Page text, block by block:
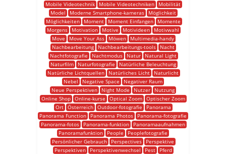
Mobile Videotechnik
Mobile Videotechniken
Mobilität
Model
Moderne Smartphone-kameras
Möglichkeit
Möglichkeiten
Moment Moment Einfangen
Momente
Morgens
Motivation Motive Motivideen
Motivwahl
Move
Move Your Ass Möwen
Multimedia-handy
Nachbearbeitung
Nachbearbeitungs-tools
Nacht
Nachtfotografie
Nachtmodus Natur
Natural Light
Naturfilm
Naturfotografie
Natürliche Beleuchtung
Natürliche Lichtquellen
Natürliches Licht
Naturlicht
Nebel
Negative Space
Negativer Raum
Neue Perspektiven
Night Mode Nutzer
Nutzung
Online Shop
Online-kurse Optical Zoom
Optischer Zoom
Ort
Österreich Outdoor-fotografie
Panorama
Panorama Function
Panorama Photos
Panorama-fotografie
Panorama-fotos
Panorama-funktion
Panoramaaufnahmen
Panoramafunktion
People
Peoplefotografie
Persönlicher Gebrauch
Perspectives
Perspektive
Perspektiven
Perspektivenwechsel Pest
Pferd